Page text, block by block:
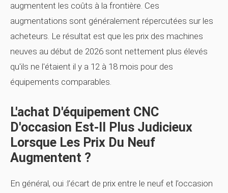
augmentent les coûts à la frontière. Ces
augmentations sont généralement répercutées sur les
acheteurs. Le résultat est que les prix des machines
neuves au début de 2026 sont nettement plus élevés
qu'ils ne l'étaient il y a 12 à 18 mois pour des
équipements comparables.
L'achat D'équipement CNC
D'occasion Est-Il Plus Judicieux
Lorsque Les Prix Du Neuf
Augmentent ?
En général, oui :l’écart de prix entre le neuf et l’occasion